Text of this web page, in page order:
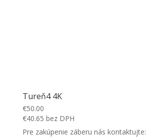
Tureň4 4K
€50.00
€40.65 bez DPH
Pre zakúpenie záberu nás kontaktujte: